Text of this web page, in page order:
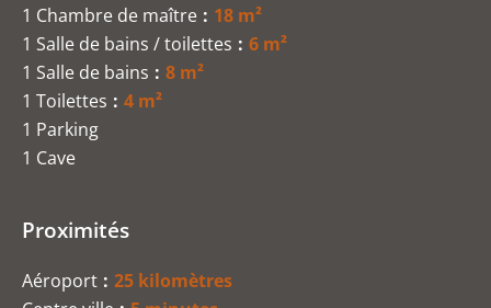
1 Chambre de maître
18 m²
1 Salle de bains / toilettes
6 m²
1 Salle de bains
8 m²
1 Toilettes
4 m²
1 Parking
1 Cave
Proximités
Aéroport
25 kilomètres